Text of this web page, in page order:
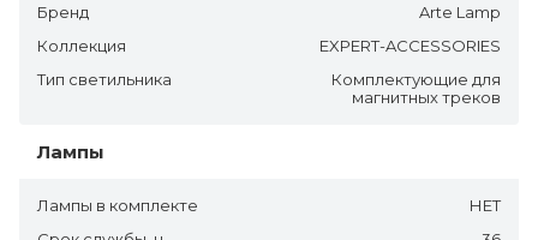
Бренд
Arte Lamp
Коллекция
EXPERT-ACCESSORIES
Тип светильника
Комплектующие для
магнитных треков
Лампы
Лампы в комплекте
НЕТ